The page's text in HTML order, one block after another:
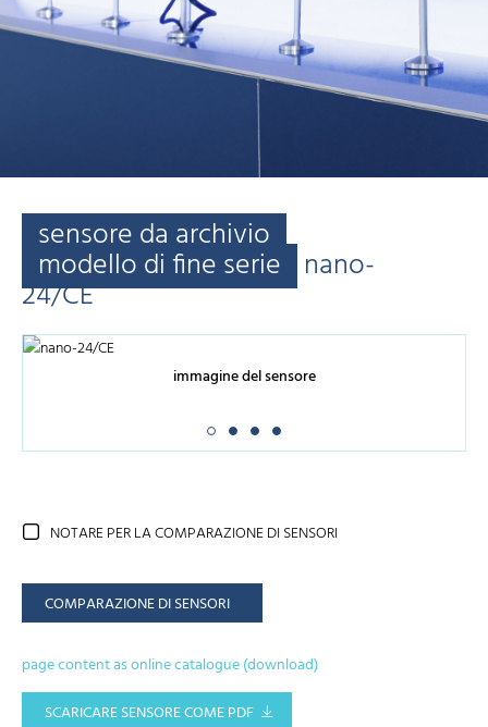
sensore da archivio
modello di fine serie nano-
24/CE
immagine del sensore
NOTARE PER LA COMPARAZIONE DI SENSORI
COMPARAZIONE DI SENSORI
page content as online catalogue (download)
SCARICARE SENSORE COME PDF